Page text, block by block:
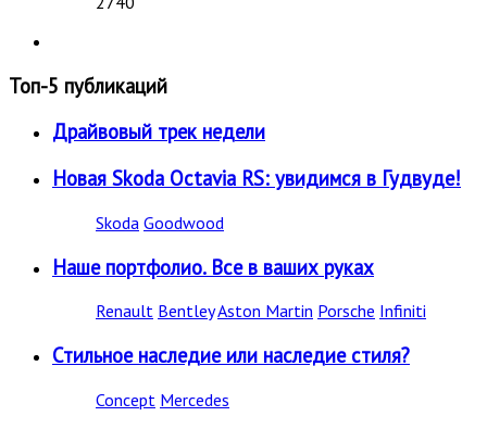
Топ-5 публикаций
Драйвовый трек недели
Новая Skoda Octavia RS: увидимся в Гудвуде!
Skoda Goodwood
Наше портфолио. Все в ваших руках
Renault BentleyAston Martin Porsche Infiniti
Стильное наследие или наследие стиля?
Concept Mercedes